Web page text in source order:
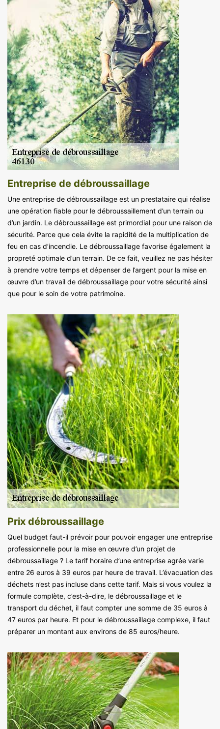
Entreprise de débroussaillage
Une entreprise de débroussaillage est un prestataire qui réalise
une opération fiable pour le débroussaillement d’un terrain ou
d’un jardin. Le débroussaillage est primordial pour une raison de
sécurité. Parce que cela évite la rapidité de la multiplication de
feu en cas d’incendie. Le débroussaillage favorise également la
propreté optimale d’un terrain. De ce fait, veuillez ne pas hésiter
à prendre votre temps et dépenser de l’argent pour la mise en
œuvre d’un travail de débroussaillage pour votre sécurité ainsi
que pour le soin de votre patrimoine.
Prix débroussaillage
Quel budget faut-il prévoir pour pouvoir engager une entreprise
professionnelle pour la mise en œuvre d’un projet de
débroussaillage ? Le tarif horaire d’une entreprise agrée varie
entre 26 euros à 39 euros par heure de travail. L’évacuation des
déchets n’est pas incluse dans cette tarif. Mais si vous voulez la
formule complète, c’est-à-dire, le débroussaillage et le
transport du déchet, il faut compter une somme de 35 euros à
47 euros par heure. Et pour le débroussaillage complexe, il faut
préparer un montant aux environs de 85 euros/heure.